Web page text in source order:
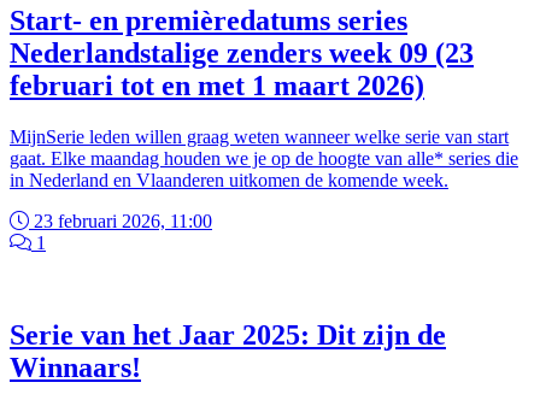
Start- en premièredatums series
Nederlandstalige zenders week 09 (23
februari tot en met 1 maart 2026)
MijnSerie leden willen graag weten wanneer welke serie van start
gaat. Elke maandag houden we je op de hoogte van alle* series die
in Nederland en Vlaanderen uitkomen de komende week.
23 februari 2026, 11:00
1
Serie van het Jaar 2025: Dit zijn de
Winnaars!